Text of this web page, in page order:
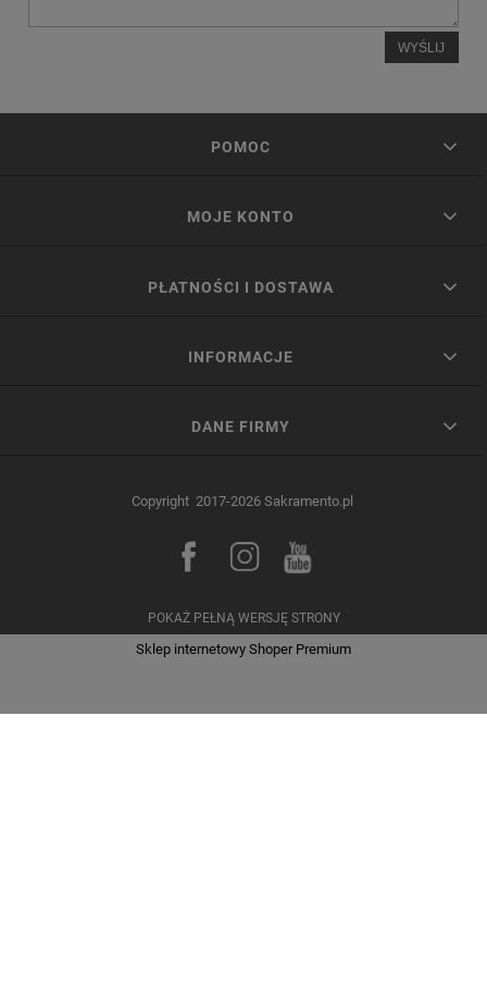
WYŚLIJ
POMOC
MOJE KONTO
PŁATNOŚCI I DOSTAWA
INFORMACJE
DANE FIRMY
Copyright 2017-2026 Sakramento.pl
POKAŻ PEŁNĄ WERSJĘ STRONY
Sklep internetowy Shoper Premium